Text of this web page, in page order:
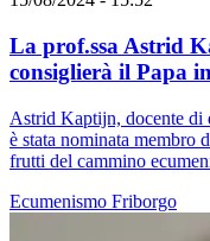
La prof.ssa Astrid
consiglierà il Papa
Astrid Kaptijn, docente
è stata nominata membro
frutti del cammino
Ecumenismo Friborgo